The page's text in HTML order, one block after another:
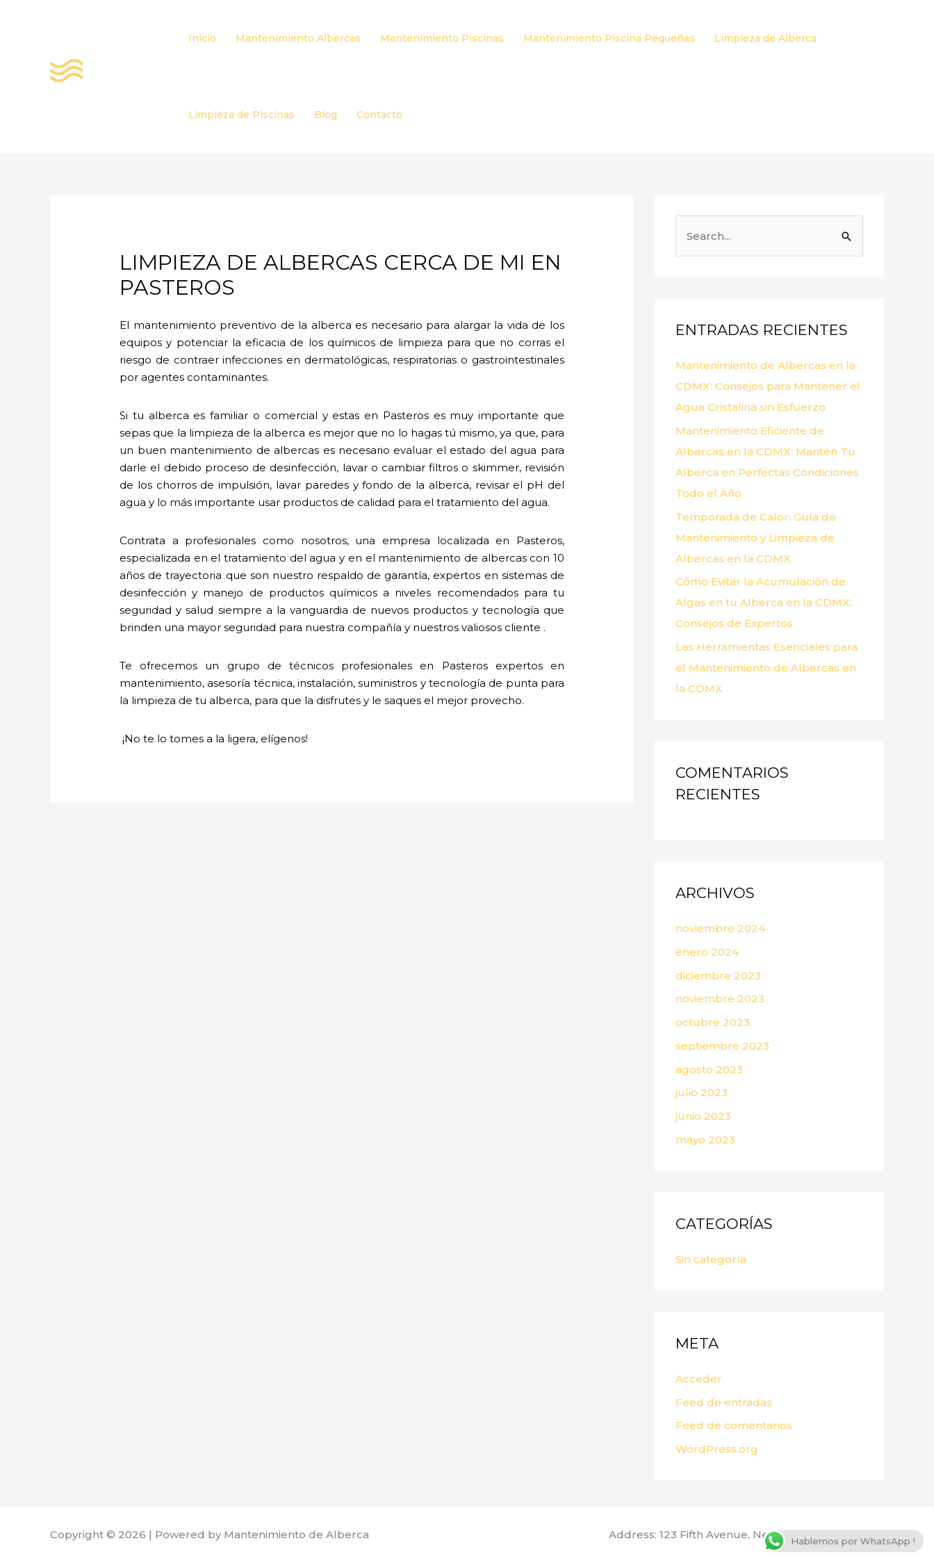
Inicio Mantenimiento Albercas Mantenimiento Piscinas Mantenimiento Piscina Pequeñas Limpieza de Alberca
Limpieza de Piscinas Blog Contacto
LIMPIEZA DE ALBERCAS CERCA DE MI EN
PASTEROS
El mantenimiento preventivo de la alberca es necesario para alargar la vida de los
equipos y potenciar la eficacia de los químicos de limpieza para que no corras el
riesgo de contraer infecciones en dermatológicas, respiratorias o gastrointestinales
por agentes contaminantes.
Si tu alberca es familiar o comercial y estas en Pasteros es muy importante que
sepas que la limpieza de la alberca es mejor que no lo hagas tú mismo, ya que, para
un buen mantenimiento de albercas es necesario evaluar el estado del agua para
darle el debido proceso de desinfección, lavar o cambiar filtros o skimmer, revisión
de los chorros de impulsión, lavar paredes y fondo de la alberca, revisar el pH del
agua y lo más importante usar productos de calidad para el tratamiento del agua.
Contrata a profesionales como nosotros, una empresa localizada en Pasteros,
especializada en el tratamiento del agua y en el mantenimiento de albercas con 10
años de trayectoria que son nuestro respaldo de garantía, expertos en sistemas de
desinfección y manejo de productos químicos a niveles recomendados para tu
seguridad y salud siempre a la vanguardia de nuevos productos y tecnología que
brinden una mayor seguridad para nuestra compañía y nuestros valiosos cliente .
Te ofrecemos un grupo de técnicos profesionales en Pasteros expertos en
mantenimiento, asesoría técnica, instalación, suministros y tecnología de punta para
la limpieza de tu alberca, para que la disfrutes y le saques el mejor provecho.
¡No te lo tomes a la ligera, elígenos!
r
o
r
:
ENTRADAS RECIENTES
Mantenimiento de Albercas en la
CDMX: Consejos para Mantener el
Agua Cristalina sin Esfuerzo
Mantenimiento Eficiente de
Albercas en la CDMX: Mantén Tu
Alberca en Perfectas Condiciones
Todo el Año
Temporada de Calor: Guía de
Mantenimiento y Limpieza de
Albercas en la CDMX
Cómo Evitar la Acumulación de
Algas en tu Alberca en la CDMX:
Consejos de Expertos
Las Herramientas Esenciales para
el Mantenimiento de Albercas en
la CDMX
COMENTARIOS
RECIENTES
ARCHIVOS
noviembre 2024
enero 2024
diciembre 2023
noviembre 2023
octubre 2023
septiembre 2023
agosto 2023
julio 2023
junio 2023
mayo 2023
CATEGORÍAS
Sin categoría
META
Acceder
Feed de entradas
Feed de comentarios
WordPress.org
Copyright © 2026 | Powered by Mantenimiento de Alberca Address: 123 Fifth Avenue, New York, NY 10160, USA
Hablemos por WhatsApp !